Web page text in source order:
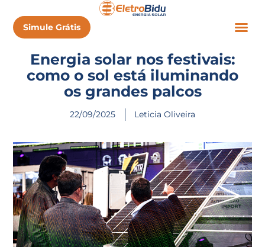
Simule Grátis
Energia solar nos festivais:
como o sol está iluminando
os grandes palcos
22/09/2025 Leticia Oliveira